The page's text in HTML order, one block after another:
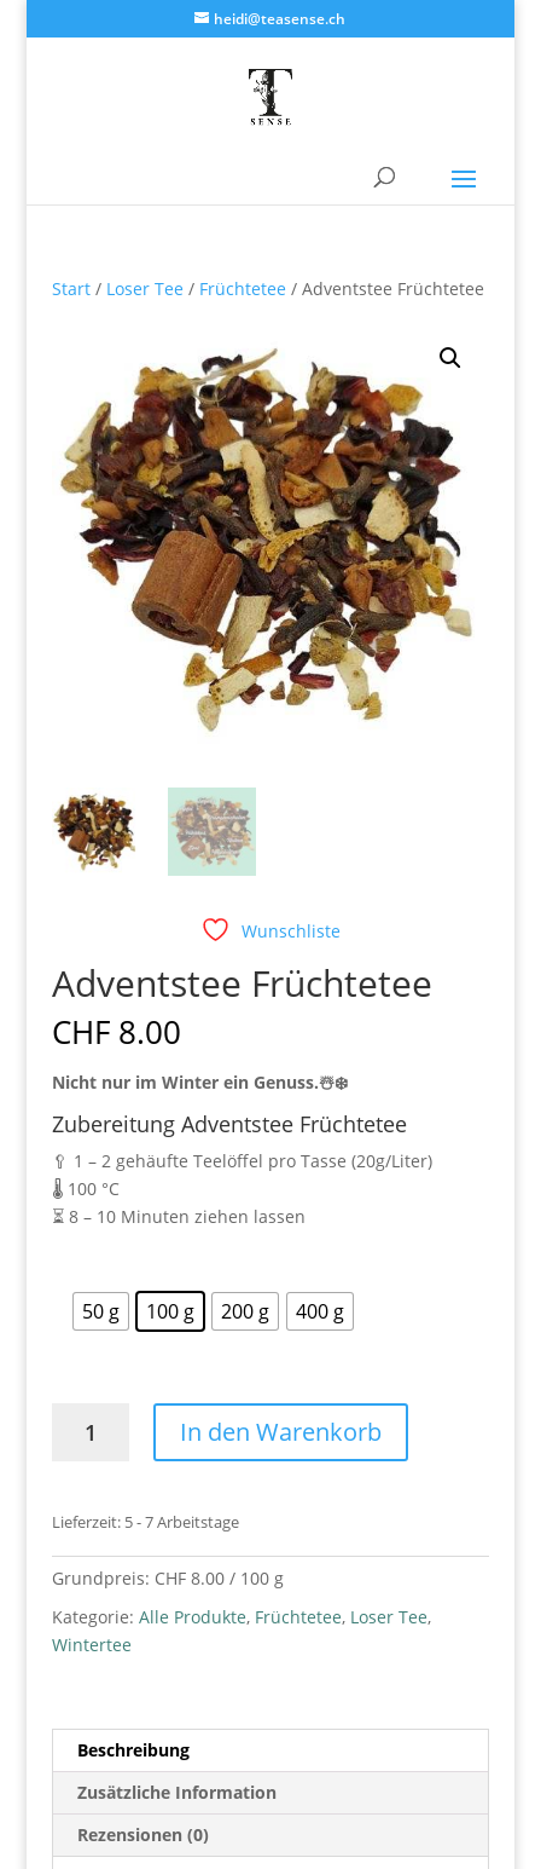
heidi@teasense.ch
Start/ Loser Tee / Früchtetee / Adventstee Früchtetee
Wunschliste
Adventstee Früchtetee
CHF8.00
Nicht nur im Winter ein Genuss.☃️❄️
Zubereitung Adventstee Früchtetee
🥄 1 – 2 gehäufte Teelöffel pro Tasse (20g/Liter)
🌡️ 100 °C
⏳ 8 – 10 Minuten ziehen lassen
50 g 100 g 200 g 400 g
Früchtetee
In den Warenkorb
Lieferzeit: 5 - 7 Arbeitstage
Grundpreis: CHF8.00/ 100 g
Kategorie: Alle Produkte, Früchtetee, Loser Tee,
Wintertee
Beschreibung
Zusätzliche Information
Rezensionen (0)